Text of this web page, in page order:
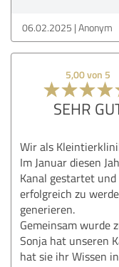
06.02.2025 Anonym
5,00 von 5
SEHR
Wir als
Im Januar diesen
Kanal gestartet
erfolgreich zu
generieren.
Gemeinsam wurde
Sonja hat unseren
hat sie ihr Wissen